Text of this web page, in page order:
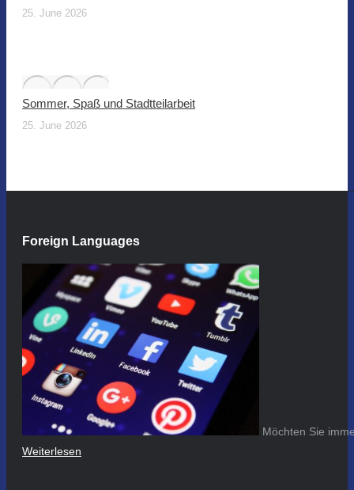
25. June 2026
Sommer, Spaß und Stadtteilarbeit
25. June 2026
Foreign Languages
Möchten Sie
Weiterlesen